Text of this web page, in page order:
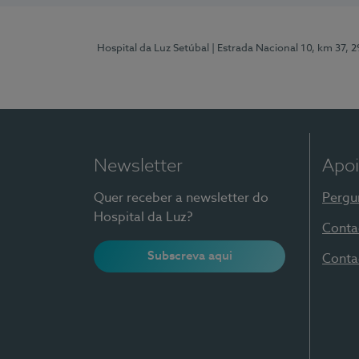
Hospital da Luz Setúbal | Estrada Nacional 10, km 37,
Newsletter
Quer receber a newsletter do
Hospital da Luz?
Subscreva aqui